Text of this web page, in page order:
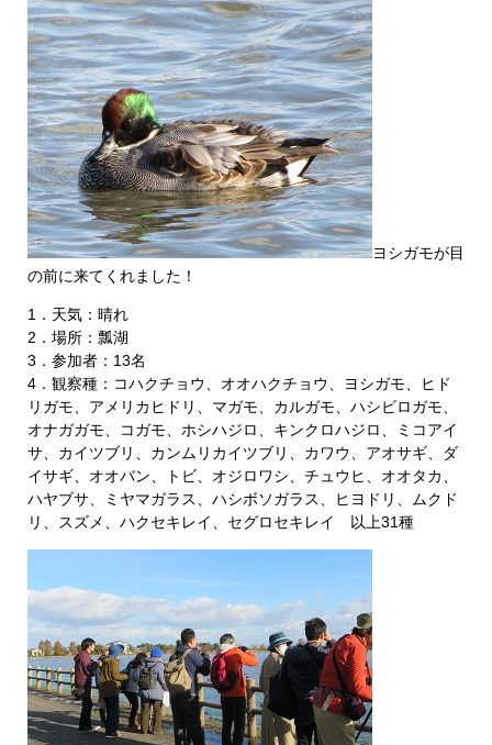
ヨシガモが目
の前に来てくれました！
1．天気：晴れ
2．場所：瓢湖
3．参加者：13名
4．観察種：コハクチョウ、オオハクチョウ、ヨシガモ、ヒド
リガモ、アメリカヒドリ、マガモ、カルガモ、ハシビロガモ、
オナガガモ、コガモ、ホシハジロ、キンクロハジロ、ミコアイ
サ、カイツブリ、カンムリカイツブリ、カワウ、アオサギ、ダ
イサギ、オオバン、トビ、オジロワシ、チュウヒ、オオタカ、
ハヤブサ、ミヤマガラス、ハシボソガラス、ヒヨドリ、ムクド
リ、スズメ、ハクセキレイ、セグロセキレイ 以上31種